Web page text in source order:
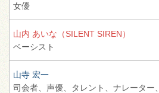
女優
山内 あいな（SILENT SIREN）
ベーシスト
山寺 宏一
司会者、 声優、 タレント、 ナレーター、